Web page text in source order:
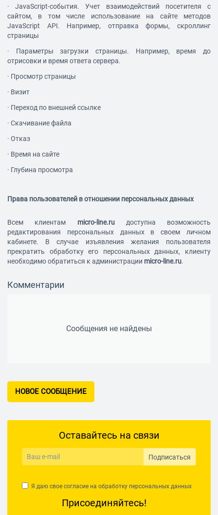
· JavaScript-события. Учет взаимодействий посетителя с
сайтом, в том числе использование на сайте методов
JavaScript API. Например, отправка формы, скроллинг
страницы
· Параметры загрузки страницы. Например, время до
отрисовки и время ответа сервера.
· Просмотр страницы
· Визит
· Переход по внешней ссылке
· Скачивание файла
· Отказ
· Время на сайте
· Глубина просмотра
Права пользователей в отношении персональных данных
Всем клиентам micro-line.ruдоступна возможность
редактирования персональных данных в своем личном
кабинете. В случае изъявления желания пользователя
прекратить обработку его персональных данных, клиенту
необходимо обратиться к администрации micro-line.ru.
Комментарии
Сообщения не найдены
НОВОЕ СООБЩЕНИЕ
Оставайтесь на связи
Подписаться
Я даю свое согласие на обработку персональных данных
Присоединяйтесь!